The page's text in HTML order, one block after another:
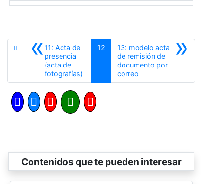
«11: Acta de
presencia
(acta de
fotografías)
12 »
13: modelo acta
de remisión de
documento por
correo
Contenidos que te pueden interesar